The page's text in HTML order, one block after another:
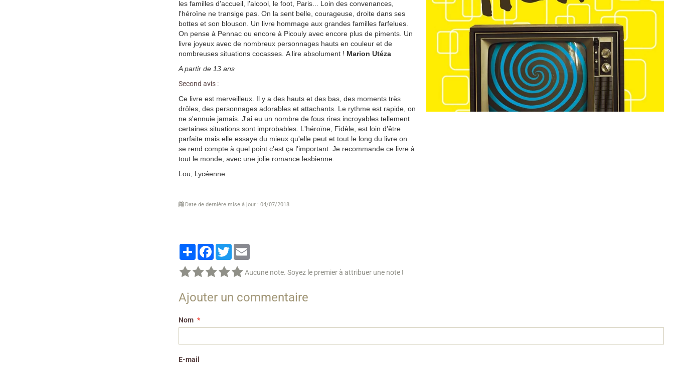
les familles d'accueil, l'alcool, le foot, Paris... Loin des convenances,
l'héroïne ne transige pas. On la sent belle, courageuse, droite dans ses
bottes et son blouson. Un livre hommage aux grandes familles farfelues.
On pense à Pennac ou encore à Picouly avec encore plus de piments. Un
livre joyeux avec de nombreux personnages hauts en couleur et de
nombreuses situations cocasses. A lire absolument ! Marion Utéza
A partir de 13 ans
Second avis :
Ce livre est merveilleux. Il y a des hauts et des bas, des moments très
drôles, des personnages adorables et attachants. Le rythme est rapide, on
ne s'ennuie jamais. J'ai eu un nombre de fous rires incroyables tellement
certaines situations sont improbables. L'héroïne, Fidèle, est loin d'être
parfaite mais elle essaye du mieux qu'elle peut et tout le long du livre on
se rend compte à quel point c'est ça l'important. Je recommande ce livre à
tout le monde, avec une jolie romance lesbienne.
Lou, Lycéenne.
Date de dernière mise à jour : 04/07/2018
PartagerFacebook
Twitter
Aucune note. Soyez le premier à attribuer une note !
Ajouter un commentaire
Nom
E-mail